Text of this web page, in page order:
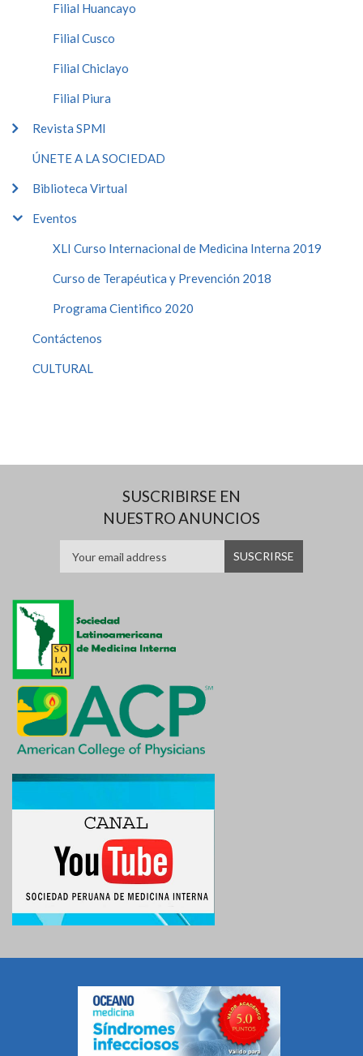
Filial Huancayo
Filial Cusco
Filial Chiclayo
Filial Piura
Revista SPMI
ÚNETE A LA SOCIEDAD
Biblioteca Virtual
Eventos
XLI Curso Internacional de Medicina Interna 2019
Curso de Terapéutica y Prevención 2018
Programa Cientifico 2020
Contáctenos
CULTURAL
SUSCRIBIRSE EN
NUESTRO ANUNCIOS